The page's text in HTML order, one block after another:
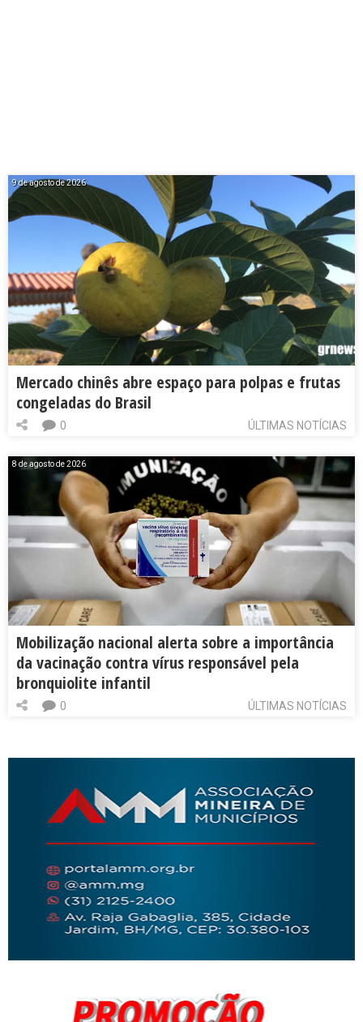
9 de agosto de 2026
Mercado chinês abre espaço para polpas e frutas
congeladas do Brasil
ÚLTIMAS NOTÍCIAS
0
8 de agosto de 2026
Mobilização nacional alerta sobre a importância
da vacinação contra vírus responsável pela
bronquiolite infantil
ÚLTIMAS NOTÍCIAS
0